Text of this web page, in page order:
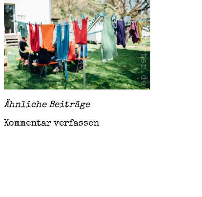
Ähnliche Beiträge
Kommentar verfassen